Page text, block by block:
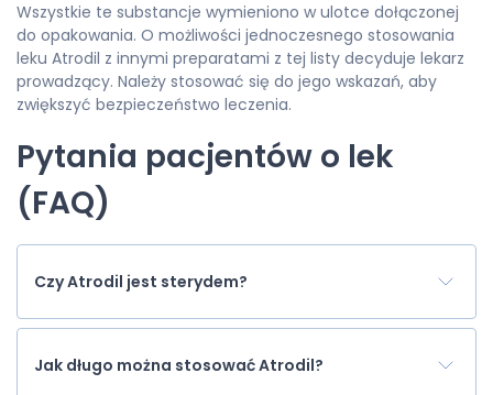
Wszystkie te substancje wymieniono w ulotce dołączonej
do opakowania. O możliwości jednoczesnego stosowania
leku Atrodil z innymi preparatami z tej listy decyduje lekarz
prowadzący. Należy stosować się do jego wskazań, aby
zwiększyć bezpieczeństwo leczenia.
Pytania pacjentów o lek
(FAQ)
Czy Atrodil jest sterydem?
Jak długo można stosować Atrodil?